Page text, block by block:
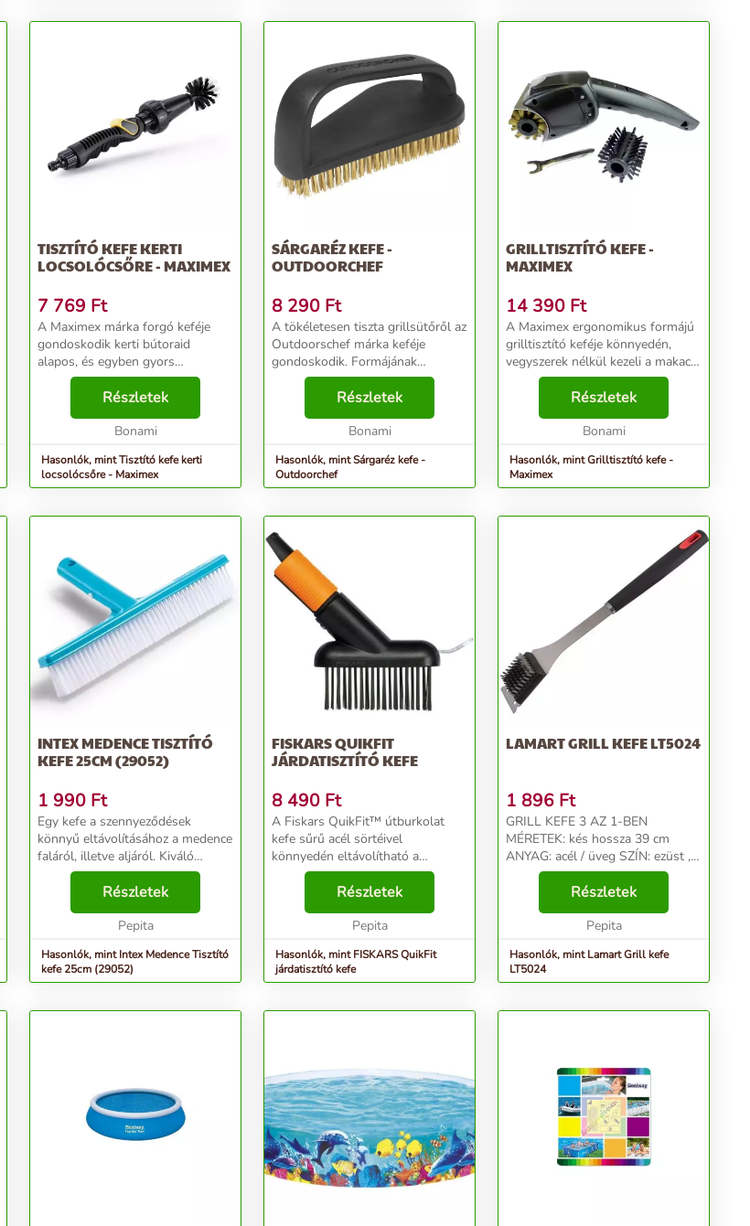
TISZTÍTÓ KEFE KERTI
LOCSOLÓCSŐRE - MAXIMEX
7 769 Ft
A Maximex márka forgó keféje
gondoskodik kerti bútoraid
alapos, és egyben gyors
karbantartásáról. Csatlakoztasd
egy hagyományos kerti tömlőhöz,
és engedd a vizet folyni. A tartós
sörték, a gyors forg...
Részletek
Bonami
Hasonlók, mint Tisztító kefe kerti
locsolócsőre - Maximex
SÁRGARÉZ KEFE -
OUTDOORCHEF
8 290 Ft
A tökéletesen tiszta grillsütőről az
Outdoorschef márka keféje
gondoskodik. Formájának
köszönhetően grill belsejében
található szén- vagy gáztölcsérek
tisztításához különösen alkalmas
- könnyedén el...
Részletek
Bonami
Hasonlók, mint Sárgaréz kefe -
Outdoorchef
GRILLTISZTÍTÓ KEFE -
MAXIMEX
14 390 Ft
A Maximex ergonomikus formájú
grilltisztító keféje könnyedén,
vegyszerek nélkül kezeli a makacs
zsiradékot és a grillre tapadt,
odaégett ételmaradékokat. Négy
AA elemmel működik (külön kell
Részletek
Bonami
Hasonlók, mint Grilltisztító kefe -
Maximex
INTEX MEDENCE TISZTÍTÓ
KEFE 25CM (29052)
1 990 Ft
Egy kefe a szennyeződések
könnyű eltávolításához a medence
faláról, illetve aljáról. Kiváló
minőségű anyagból készült és
hosszú élettartammal rendelkezik,
ami rendkívül megkönnyíti a
mindennapjaidat. ...
Részletek
Pepita
Hasonlók, mint Intex Medence Tisztító
kefe 25cm (29052)
FISKARS QUIKFIT
JÁRDATISZTÍTÓ KEFE
8 490 Ft
A Fiskars QuikFit™ útburkolat
kefe sűrű acél sörtéivel
könnyedén eltávolítható a
burkolat lapok közötti moha és
törmelék. A fix lemezpenge
eltávolítja a makacsabb gyomokat
is. Ideális moha és ...
Részletek
Pepita
Hasonlók, mint FISKARS QuikFit
járdatisztító kefe
LAMART GRILL KEFE LT5024
1 896 Ft
GRILL KEFE 3 AZ 1-BEN
MÉRETEK: kés hossza 39 cm
ANYAG: acél / üveg SZÍN: ezüst ,
fekete A grill kefe acél sörtékből,
rozsdamentes acél kaparóból és
acél drótkeféből készül. A
Részletek
Pepita
Hasonlók, mint Lamart Grill kefe
LT5024